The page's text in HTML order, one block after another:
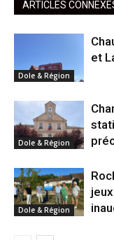
ARTICLES
Dole & Région
et
Dole & Région
Dole & Région